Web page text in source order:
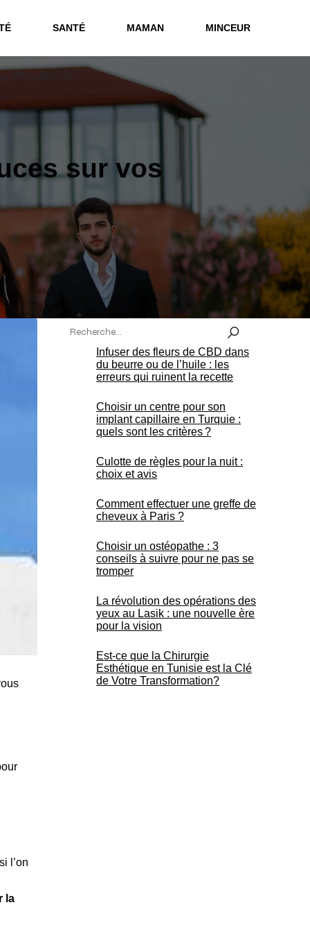
SANTÉ MAMAN MINCEUR
sur vos
l’on
la
Infuser des fleurs de CBD dans
du beurre ou de l’huile : les
erreurs qui ruinent la recette
Choisir un centre pour son
implant capillaire en Turquie :
quels sont les critères ?
Culotte de règles pour la nuit :
choix et avis
Comment effectuer une greffe de
cheveux à Paris ?
Choisir un ostéopathe : 3
conseils à suivre pour ne pas se
tromper
La révolution des opérations des
yeux au Lasik : une nouvelle ère
pour la vision
Est-ce que la Chirurgie
Esthétique en Tunisie est la Clé
de Votre Transformation?